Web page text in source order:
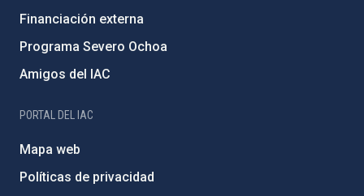
Financiación externa
Programa Severo Ochoa
Amigos del IAC
PORTAL DEL IAC
Mapa web
Políticas de privacidad